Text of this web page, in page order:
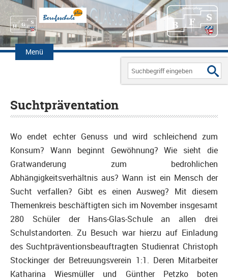
Menü
Zum
Inhalt
Search
for:
Suchtpräventation
Wo endet echter Genuss und wird schleichend zum
Konsum? Wann beginnt Gewöhnung? Wie sieht die
Gratwanderung zum bedrohlichen
Abhängigkeitsverhältnis aus? Wann ist ein Mensch der
Sucht verfallen? Gibt es einen Ausweg? Mit diesem
Themenkreis beschäftigten sich im November insgesamt
280 Schüler der Hans-Glas-Schule an allen drei
Schulstandorten.Zu Besuch war hierzu auf Einladung
des Suchtpräventionsbeauftragten Studienrat Christoph
Stockinger der Betreuungsverein 1:1. Deren Mitarbeiter
Katharina Wiesmüller und Günther Petzko boten